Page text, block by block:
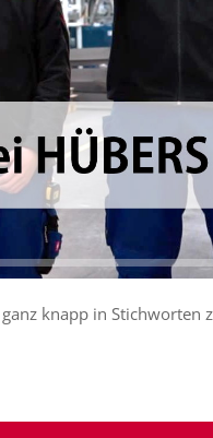
knapp in Stichworten